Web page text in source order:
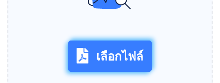
เลือกไฟล์